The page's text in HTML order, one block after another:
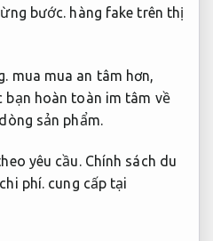
bước. hàng fake trên thị
mua mua an tâm hơn,
bạn hoàn toàn im tâm về
sản phẩm.
yêu cầu.Chính sách du
phí. cung cấp tại